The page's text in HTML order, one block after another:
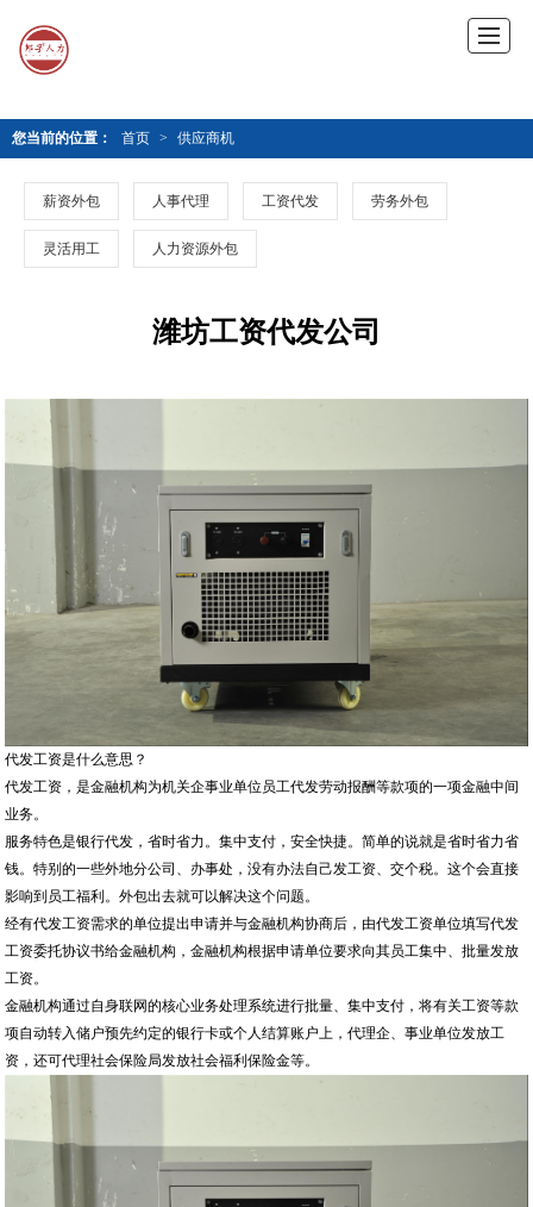
您当前的位置： 首页 > 供应商机
薪资外包 人事代理 工资代发 劳务外包
灵活用工 人力资源外包
潍坊工资代发公司
代发工资是什么意思？
代发工资，是金融机构为机关企事业单位员工代发劳动报酬等款项的一项金融中间
业务。
服务特色是银行代发，省时省力。集中支付，安全快捷。简单的说就是省时省力省
钱。特别的一些外地分公司、办事处，没有办法自己发工资、交个税。这个会直接
影响到员工福利。外包出去就可以解决这个问题。
经有代发工资需求的单位提出申请并与金融机构协商后，由代发工资单位填写代发
工资委托协议书给金融机构，金融机构根据申请单位要求向其员工集中、批量发放
工资。
金融机构通过自身联网的核心业务处理系统进行批量、集中支付，将有关工资等款
项自动转入储户预先约定的银行卡或个人结算账户上，代理企、事业单位发放工
资，还可代理社会保险局发放社会福利保险金等。